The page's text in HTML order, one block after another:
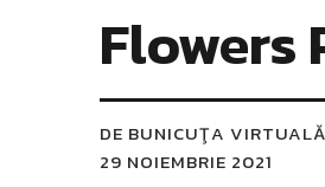
Flowers
DE BUNICUŢA VIRTUALĂ
29 NOIEMBRIE 2021